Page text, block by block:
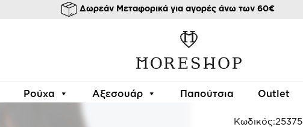
Δωρεάν Μεταφορικά για αγορές άνω των 60€
Ρούχα Αξεσουάρ Παπούτσια Outlet
PEARL
Κωδικός:
29.99€